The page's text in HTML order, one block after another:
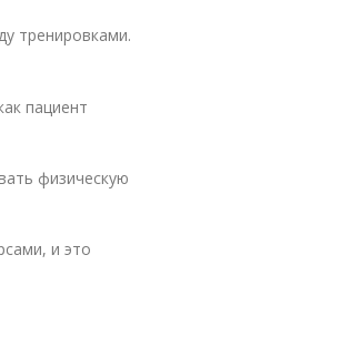
тренировками.
пациент
физическую
и это